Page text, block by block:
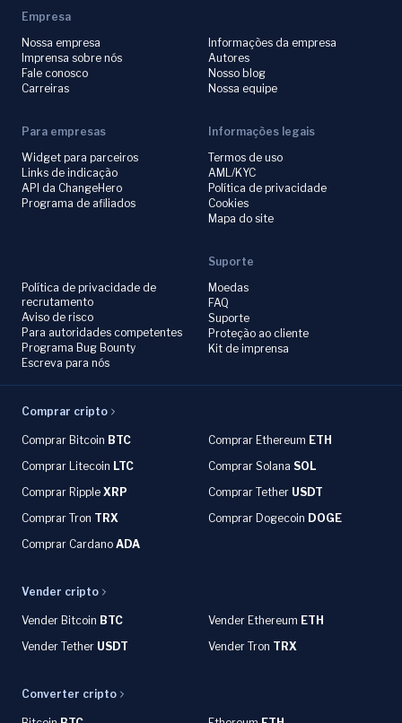
Empresa
Nossa empresa
Imprensa sobre nós
Fale conosco
Carreiras
Informações da empresa
Autores
Nosso blog
Nossa equipe
Para empresas
Widget para parceiros
Links de indicação
API da ChangeHero
Programa de afiliados
Informações legais
Termos de uso
AML/KYC
Política de privacidade
Cookies
Mapa do site
Política de privacidade de
recrutamento
Aviso de risco
Para autoridades competentes
Programa Bug Bounty
Escreva para nós
Suporte
Moedas
FAQ
Suporte
Proteção ao cliente
Kit de imprensa
Comprar cripto
Comprar Bitcoin BTC Comprar Ethereum ETH
Comprar Litecoin LTC Comprar Solana SOL
Comprar Ripple XRP Comprar Tether USDT
Comprar Tron TRX Comprar Dogecoin DOGE
Comprar Cardano ADA
Vender cripto
Vender Bitcoin BTC Vender Ethereum ETH
Vender Tether USDT Vender Tron TRX
Converter cripto